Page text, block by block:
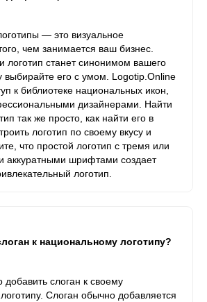
— это визуальное
чем занимается ваш бизнес.
логотип станет синонимом вашего
выбирайте его с умом. Logotip.Online
к библиотеке национальных икон,
дизайнерами. Найти
так же просто, как найти его в
логотип по своему вкусу и
что простой логотип с тремя или
аккуратными шрифтами создает
логотип.
к национальному логотипу?
слоган к своему
Слоган обычно добавляется